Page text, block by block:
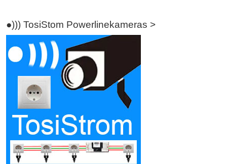
●))) TosiStom Powerlinekameras >